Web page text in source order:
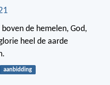
de hemelen, God,
heel de aarde
aanbidding